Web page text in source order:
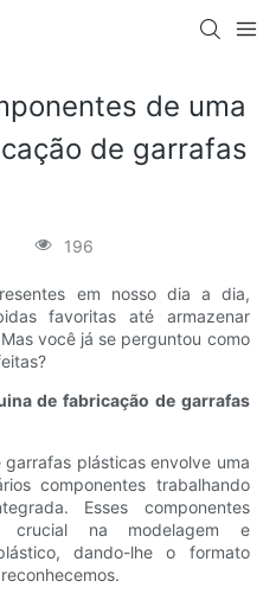
de uma
de garrafas
196
em nosso dia a dia,
favoritas até armazenar
você já se perguntou como
de fabricação de garrafas
plásticas envolve uma
componentes trabalhando
Esses componentes
crucial na modelagem e
dando-lhe o formato